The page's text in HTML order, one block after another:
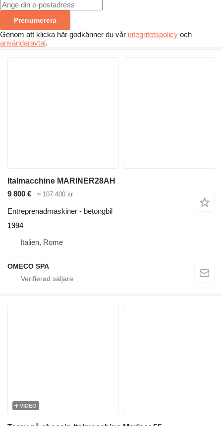
Prenumerera
Genom att klicka här godkänner du vår integritetspolicy och
användaravtal.
Italmacchine MARINER28AH
9 800 €
≈ 107 400 kr
Entreprenadmaskiner - betongbil
1994
Italien, Rome
OMECO SPA
VIDEO